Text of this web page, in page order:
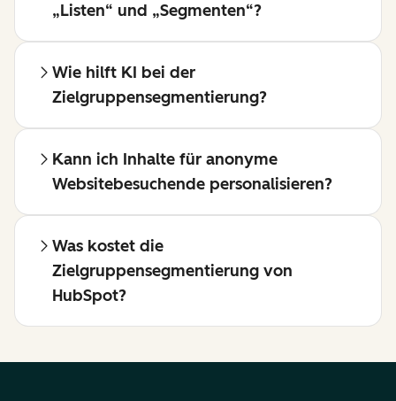
„Listen“ und „Segmenten“?
Wie hilft KI bei der
Zielgruppensegmentierung?
Kann ich Inhalte für anonyme
Websitebesuchende personalisieren?
Was kostet die
Zielgruppensegmentierung von
HubSpot?